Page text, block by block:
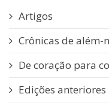
Artigos
Crônicas de além-
De coração para
Edições